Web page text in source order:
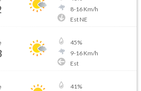
8-16Km/h
Est NE
45%
9-16Km/h
Est
41%